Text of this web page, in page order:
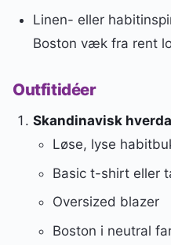
Linen- eller
Boston væk fra rent
Outfitidéer
Skandinavisk
Løse, lyse
Basic t-shirt eller
Oversized blazer
Boston i neutral